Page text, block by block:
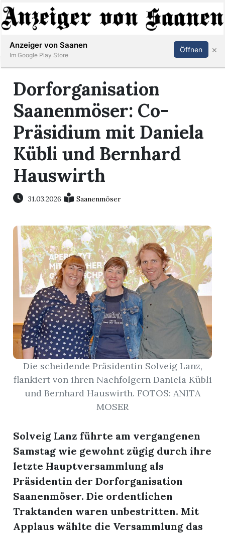
Events
Abonnieren Anmelden
Dorforganisation
Saanenmöser: Co-
Präsidium mit Daniela
Kübli und Bernhard
Hauswirth
31.03.2026 Saanenmöser
Die scheidende Präsidentin Solveig Lanz,
flankiert von ihren Nachfolgern Daniela Kübli
und Bernhard Hauswirth. FOTOS: ANITA
MOSER
Solveig Lanz führte am vergangenen
Samstag wie gewohnt zügig durch ihre
letzte Hauptversammlung als
Präsidentin der Dorforganisation
Saanenmöser. Die ordentlichen
Traktanden waren unbestritten. Mit
Applaus wählte die Versammlung das
Anzeiger von Saanen
Im Google Play Store
Öffnen ×